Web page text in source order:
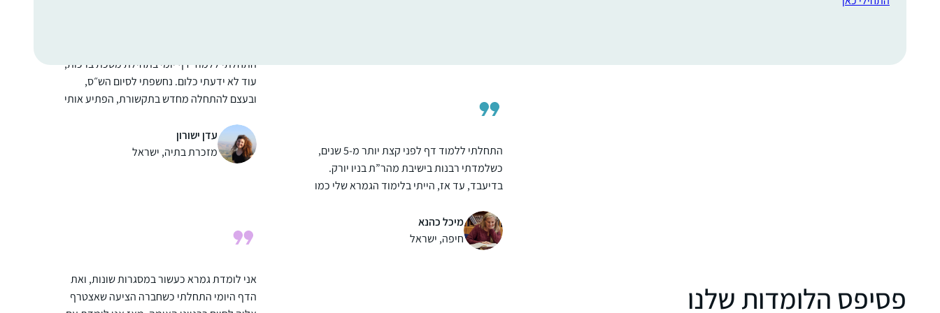
פסיפס הלומדות שלנו
בשבוע
התחלתי ללמוד דף לפני קצת יותר מ-5 שנים,
כשלמדתי רבנות בישיבת מהר”ת בניו יורק.
בדיעבד, עד אז, הייתי בלימוד הגמרא שלי כמו
משהו ושם משהו, ומאז נפתח עולם ומלואו….
הדף נותן לי לימוד בצורה מאורגנת, שיטתית,
יום-יומית, ומלמד אותי לא רק ידע אלא את
מיכל כהנא
חיפה, ישראל
אני לומדת גמרא כעשור במסגרות שונות, ואת
הדף היומי התחלתי כשחברה הציעה שאצטרף
התחלתי ללמוד דף יומי בתחילת מסכת ברכות,
עוד לא ידעתי כלום. נחשפתי לסיום הש״ס,
ובעצם להתחלה מחדש בתקשורת, הפתיע אותי
את המסכתות הראשונות למדתי, אבל לא סיימתי
(חוץ מעירובין איכשהו). השנה כשהגעתי
למדרשה, נכנסתי ללופ, ואני מצליחה להיות
ליבמות 🙂
עדן ישורון
מזכרת בתיה, ישראל